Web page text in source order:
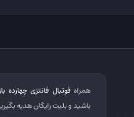
همراه فوتبال فانتزی چهارده
باشید و بلیت رایگان هدیه